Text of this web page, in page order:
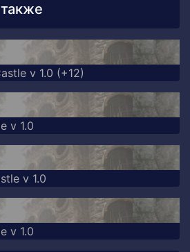
v 1.0 (+12)
v 1.0
v 1.0
v 1.0